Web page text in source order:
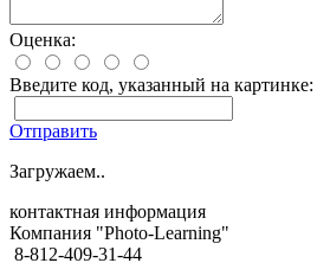
Оценка:
Введите код, указанный на картинке:
Отправить
Загружаем..
контактная информация
Компания "Photo-Learning"
8-812-409-31-44